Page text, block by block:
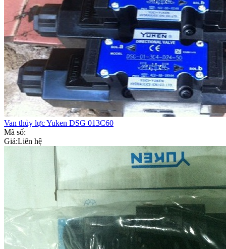
Van thủy lực Yuken DSG 013C60
Mã số:
Giá:Liên hệ